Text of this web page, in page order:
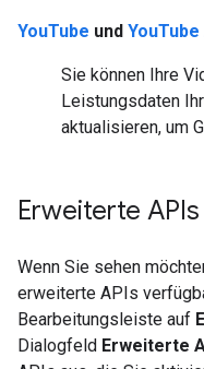
YouTube und
Sie können Ihre
Leistungsdaten
aktualisieren, um
Erweiterte
Wenn Sie sehen
erweiterte APIs
Bearbeitungsleiste auf
Dialogfeld Erweiterte